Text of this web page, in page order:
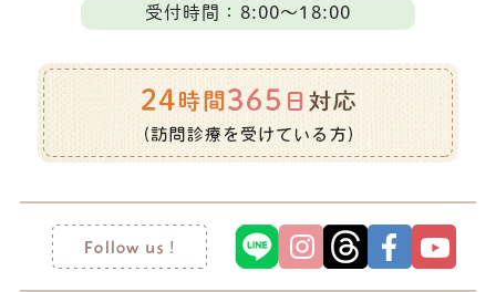
受付時間：8:00～18:00